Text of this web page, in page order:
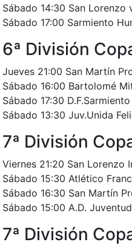
Sábado 14:30 San
Sábado 17:00 Sarmiento
6ª División
Jueves 21:00 San Martín
Sábado 16:00 Bartolomé
Sábado 17:30
Sábado 13:30 Juv.Unida
7ª División
Viernes 21:20 San Lorenzo
Sábado 15:30 Atlético
Sábado 16:30 San Martín
Sábado 15:00 A.D.
7ª División